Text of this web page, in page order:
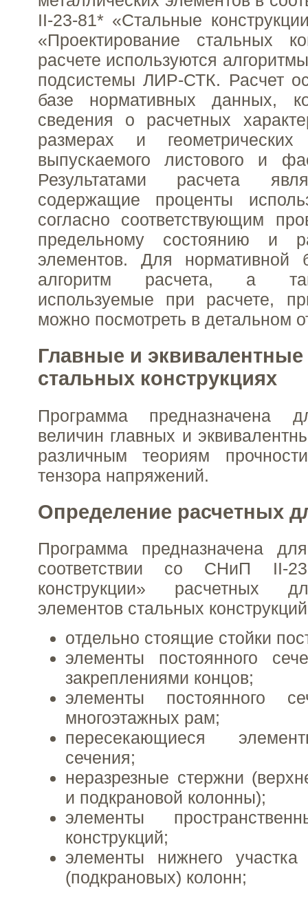
II-23-81* «Стальные
«Проектирование стальных
расчете используются
подсистемы ЛИР-СТК. Расчет
базе нормативных данных,
сведения о расчетных
размерах и геометрических
выпускаемого листового и
Результатами расчета
содержащие проценты
согласно соответствующим
предельному состоянию и
элементов. Для нормативной
алгоритм расчета, а
используемые при расчете,
можно посмотреть в детальном
Главные и
стальных конструкциях
Программа предназначена
величин главных и
различным теориям
тензора напряжений.
Определение расчетных
Программа предназначена
соответствии со СНиП II-
конструкции» расчетных
элементов стальных
oтдельно стоящие стойки
элементы постоянного
закреплениями концов;
элементы постоянного
многоэтажных рам;
пересекающиеся
сечения;
неразрезные стержни
и подкрановой колонны);
элементы
конструкций;
элементы нижнего участка
(подкрановых) колонн;